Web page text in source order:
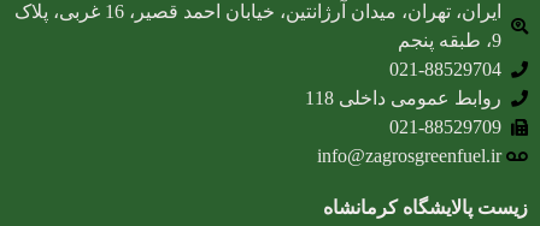
ایران، تهران، میدان آرژانتین، خیابان احمد قصیر، 16 غربی، پلاک
9، طبقه پنجم
021-88529704
روابط عمومی داخلی 118
021-88529709
info@zagrosgreenfuel.ir​
زیست پالایشگاه کرمانشاه